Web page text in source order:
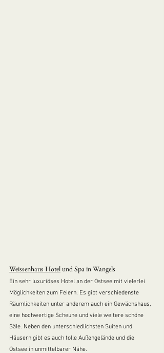
Weissenhaus Hotelund Spa in Wangels
Ein sehr luxuriöses Hotel an der Ostsee mit vielerlei
Möglichkeiten zum Feiern. Es gibt verschiedenste
Räumlichkeiten unter anderem auch ein Gewächshaus,
eine hochwertige Scheune und viele weitere schöne
Säle. Neben den unterschiedlichsten Suiten und
Häusern gibt es auch tolle Außengelände und die
Ostsee in unmittelbarer Nähe.